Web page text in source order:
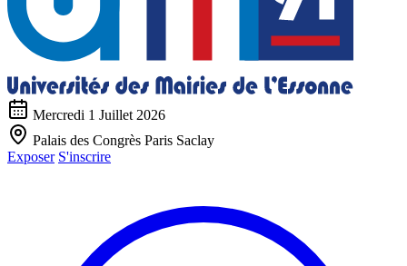
Mercredi 1 Juillet 2026
Palais des Congrès Paris Saclay
Exposer S'inscrire